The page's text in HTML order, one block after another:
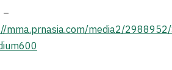
–
mma.prnasia.com/media2/